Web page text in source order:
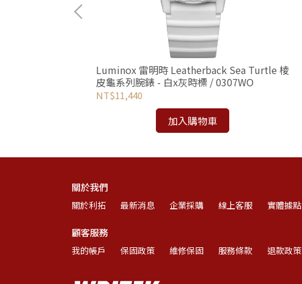
Luminox 雷明時 Leatherback Sea Turtle 棱
皮龜系列腕錶 - 白x灰時標 / 0307WO
NT$11,440
加入購物車
關於我們
關於利拓 最新消息 企業採購 線上客服 實體據點
顧客服務
我的帳戶 保固政策 維修保固 服務條款 退款政策